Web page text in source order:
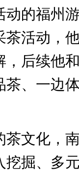
动的福州
茶活动，
，后续他
茶、一边
文化，南
挖掘、多